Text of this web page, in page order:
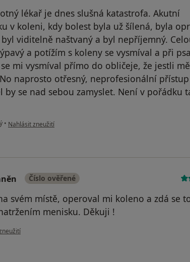
lékař je dnes slušná katastrofa. Akutní
v koleni, kdy bolest byla už šílená, byla
viditelně naštvaný a byl nepříjemný.
a potížím s koleny se vysmíval a při
mi vysmíval přímo do obličeje, že jestli
naprosto otřesný, neprofesionální
by se nad sebou zamyslet. Není v pořádku
• podle názoru uživatele Sony
Nahlásit zneužití
Číslo ověřené
svém místě, operoval mi koleno a zdá se
menisku. Děkuji !
uživatele Váš účet byl odstraněn